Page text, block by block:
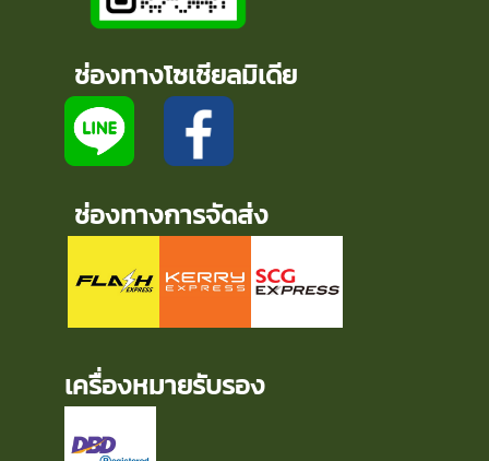
ช่องทางโซเชียลมิเดีย
ช่องทางการจัดส่ง
เครื่องหมายรับรอง